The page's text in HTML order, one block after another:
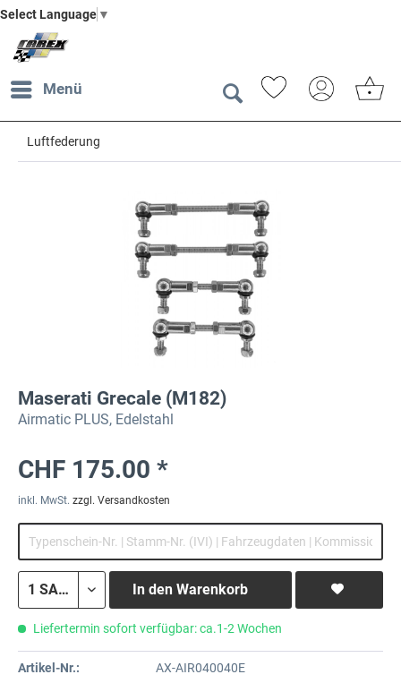
Select Language ▼
Menü
Luftfederung
Maserati Grecale (M182)
Airmatic PLUS, Edelstahl
CHF 175.00 *
inkl. MwSt. zzgl. Versandkosten
In den Warenkorb
Liefertermin sofort verfügbar: ca.1-2 Wochen
Artikel-Nr.: AX-AIR040040E